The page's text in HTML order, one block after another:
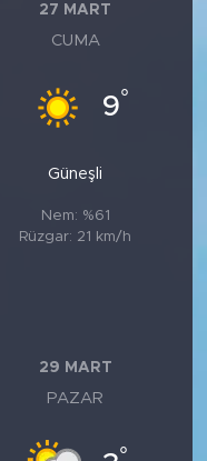
27 MART
CUMA
9°
Güneşli
Nem: %61
Rüzgar: 21 km/h
29 MART
PAZAR
°